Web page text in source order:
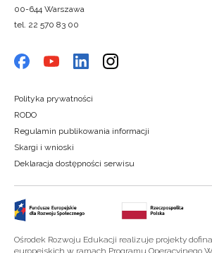
00-644 Warszawa
tel. 22 570 83 00
Polityka prywatności
RODO
Regulamin publikowania informacji
Skargi i wnioski
Deklaracja dostępności serwisu
Ośrodek Rozwoju Edukacji realizuje projekty
europejskich w ramach Programu Operacyjnego